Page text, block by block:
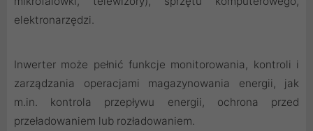
elektronarzędzi.
Inwerter może pełnić funkcje monitorowania, kontroli i
zarządzania operacjami magazynowania energii, jak
m.in. kontrola przepływu energii, ochrona przed
przeładowaniem lub rozładowaniem.